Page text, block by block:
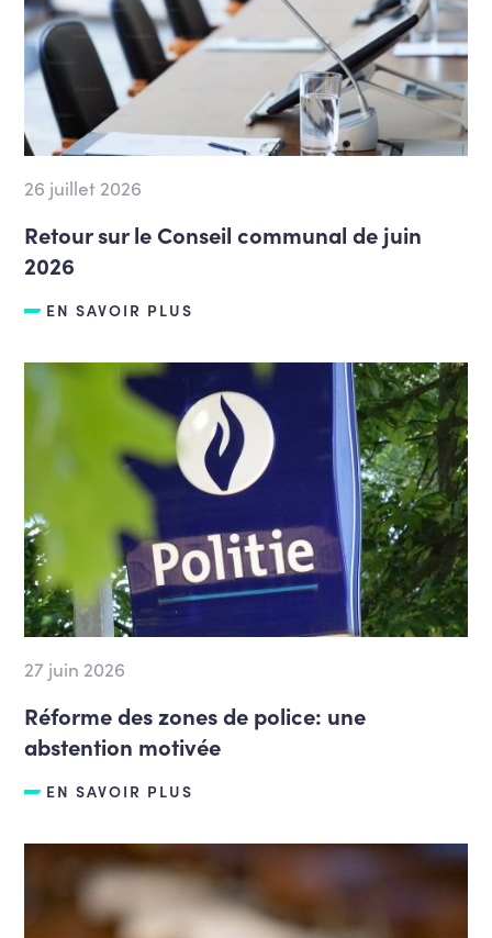
26 juillet 2026
Retour sur le Conseil communal de juin
2026
EN SAVOIR PLUS
27 juin 2026
Réforme des zones de police: une
abstention motivée
EN SAVOIR PLUS